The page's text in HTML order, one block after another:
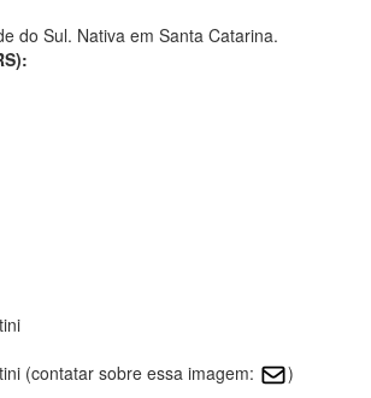
do Sul. Nativa em Santa Catarina.
(contatar sobre essa imagem:
)